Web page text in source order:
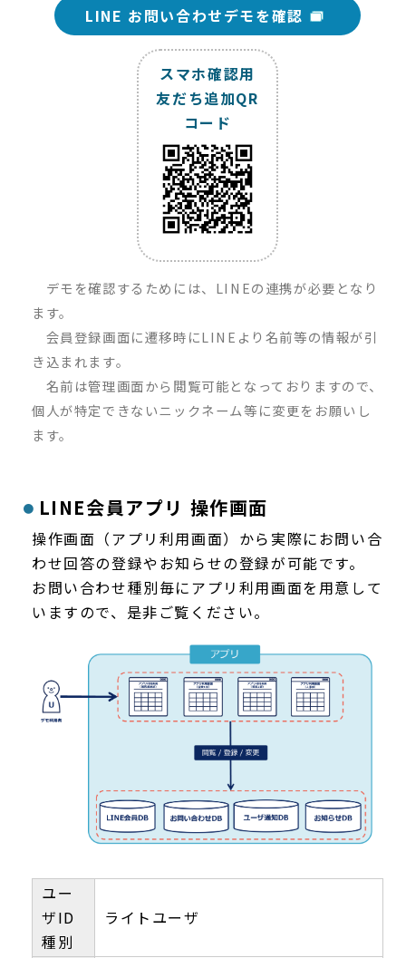
LINE お問い合わせデモを確認
スマホ確認用
友だち追加QR
コード
デモを確認するためには、LINEの連携が必要となり
ます。
会員登録画面に遷移時にLINEより名前等の情報が引
き込まれます。
名前は管理画面から閲覧可能となっておりますので、
個人が特定できないニックネーム等に変更をお願いし
ます。
LINE会員アプリ 操作画面
操作画面（アプリ利用画面）から実際にお問い合
わせ回答の登録やお知らせの登録が可能です。
お問い合わせ種別毎にアプリ利用画面を用意して
いますので、是非ご覧ください。
ユー
ザID
種別
ライトユーザ